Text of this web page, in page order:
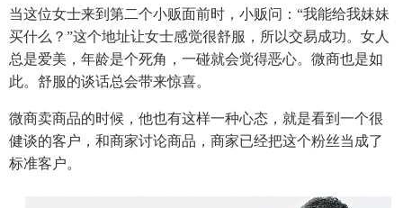
当这位女士来到第二个小贩面前时，小贩问：“我能给我妹妹
买什么？”这个地址让女士感觉很舒服，所以交易成功。女人
总是爱美，年龄是个死角，一碰就会觉得恶心。微商也是如
此。舒服的谈话总会带来惊喜。
微商卖商品的时候，他也有这样一种心态，就是看到一个很
健谈的客户，和商家讨论商品，商家已经把这个粉丝当成了
标准客户。